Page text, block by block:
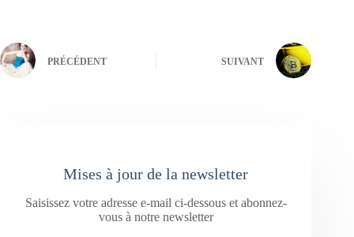
PRÉCÉDENT SUIVANT
Mises à jour de la newsletter
Saisissez votre adresse e-mail ci-dessous et abonnez-
vous à notre newsletter